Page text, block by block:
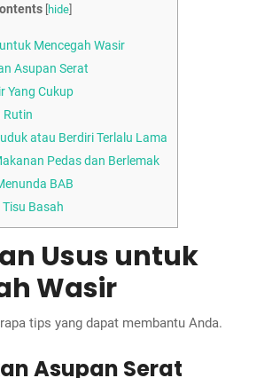
hide]
Mencegah Wasir
Asupan Serat
Yang Cukup
Rutin
atau Berdiri Terlalu Lama
Pedas dan Berlemak
BAB
Basah
Usus untuk
Wasir
tips yang dapat membantu Anda.
Asupan Serat